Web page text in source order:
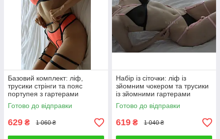
Базовий комплект: ліф,
трусики стрінги та пояс
портупея з гартерами
Готово до відправки
629 ₴ 1 060 ₴
Набір із сіточки: ліф із
зйомним чокером та трусики
із зйомними гартерами
Готово до відправки
619 ₴ 1 040 ₴